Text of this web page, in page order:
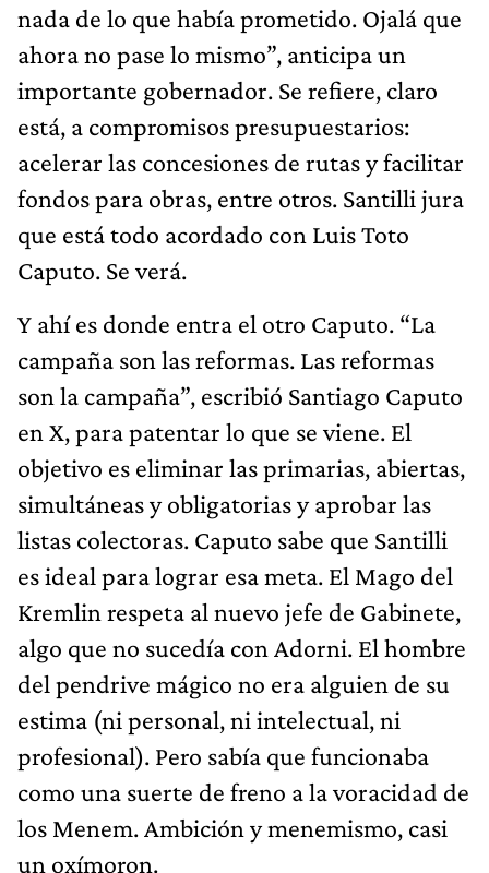
nada de lo que había prometido. Ojalá que
ahora no pase lo mismo”, anticipa un
importante gobernador. Se refiere, claro
está, a compromisos presupuestarios:
acelerar las concesiones de rutas y facilitar
fondos para obras, entre otros. Santilli jura
que está todo acordado con Luis Toto
Caputo. Se verá.
Y ahí es donde entra el otro Caputo. “La
campaña son las reformas. Las reformas
son la campaña”, escribió Santiago Caputo
en X, para patentar lo que se viene. El
objetivo es eliminar las primarias, abiertas,
simultáneas y obligatorias y aprobar las
listas colectoras. Caputo sabe que Santilli
es ideal para lograr esa meta. El Mago del
Kremlin respeta al nuevo jefe de Gabinete,
algo que no sucedía con Adorni. El hombre
del pendrive mágico no era alguien de su
estima (ni personal, ni intelectual, ni
profesional). Pero sabía que funcionaba
como una suerte de freno a la voracidad de
los Menem. Ambición y menemismo, casi
un oxímoron.